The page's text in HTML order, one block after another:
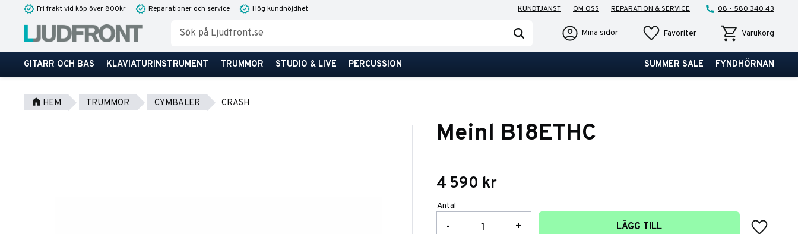
Fri frakt vid köp över 800kr Reparationer och service Hög kundnöjdhet KUNDTJÄNST OM OSS REPARATION & SERVICE 08 - 580 340 43
Mina sidor FavoriterFavoriter KundvagnVarukorg
GITARR OCH BAS KLAVIATURINSTRUMENT TRUMMOR STUDIO & LIVE PERCUSSION SUMMER SALE FYNDHÖRNAN
HEM TRUMMOR CYMBALER CRASH
Meinl B18ETHC
4 590 kr
Antal
+
- LÄGG TILL
Lägg till